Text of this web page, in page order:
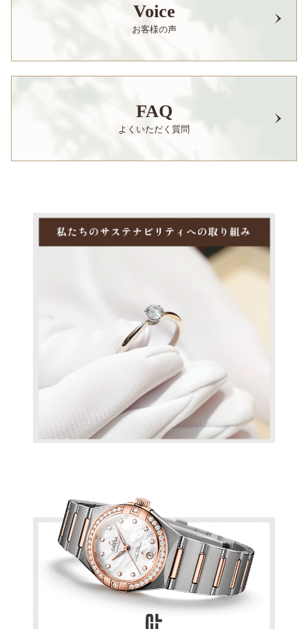
Voice
お客様の声
FAQ
よくいただく質問